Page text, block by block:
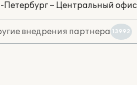
– Центральный офис
внедрения партнера 13992